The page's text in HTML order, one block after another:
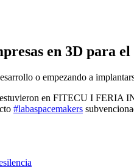
en 3D para
o empezando a
estuvieron en FITECU I
#labaspacemakers